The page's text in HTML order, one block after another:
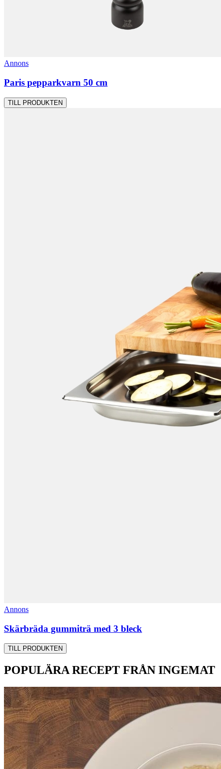
Annons
Paris pepparkvarn 50 cm
TILL PRODUKTEN
Annons
Skärbräda gummiträ med 3 bleck
TILL PRODUKTEN
POPULÄRA RECEPT FRÅN INGEMAT